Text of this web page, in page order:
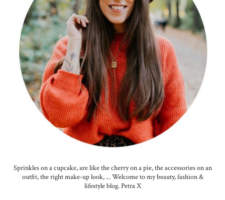
Sprinkles on a cupcake, are like the cherry on a pie, the accessories on an
outfit, the right make-up look, ... Welcome to my beauty, fashion &
lifestyle blog. Petra X